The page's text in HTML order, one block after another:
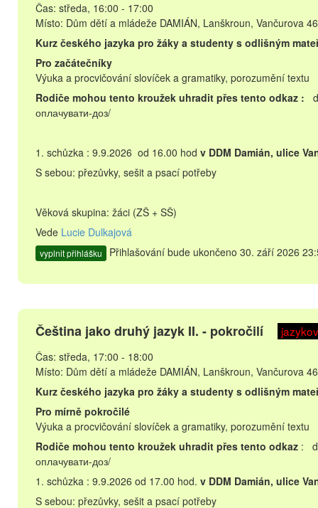
Čas: středa, 16:00 - 17:00
Místo: Dům dětí a mládeže DAMIÁN, Lanškroun, Vančurova
Kurz českého jazyka pro žáky a studenty s odlišným
Pro začátečníky
Výuka a procvičování slovíček a gramatiky, porozumění textu
Rodiče mohou tento kroužek uhradit přes tento odkaz :
оплачувати-доз/
1. schůzka : 9.9.2026 od 16.00 hod v DDM Damián, ulice
S sebou: přezůvky, sešit a psací potřeby
Věková skupina: žáci (ZŠ + SŠ)
Vede Lucie Dulkajová
vyplnit přihlášku Přihlašování bude ukončeno 30. září 2026
Čeština jako druhý jazyk II. - pokročilí
Čas: středa, 17:00 - 18:00
Místo: Dům dětí a mládeže DAMIÁN, Lanškroun, Vančurova
Kurz českého jazyka pro žáky a studenty s odlišným
Pro mírně pokročilé
Výuka a procvičování slovíček a gramatiky, porozumění textu
Rodiče mohou tento kroužek uhradit přes tento odkaz :
оплачувати-доз/
1. schůzka : 9.9.2026 od 17.00 hod. v DDM Damián, ulice
S sebou: přezůvky, sešit a psací potřeby